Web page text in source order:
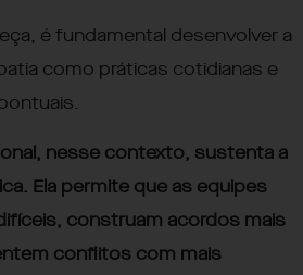
é fundamental desenvolver a
como práticas cotidianas e
nesse contexto, sustenta a
Ela permite que as equipes
construam acordos mais
conflitos com mais